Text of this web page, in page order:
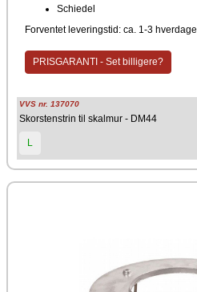
Schiedel
Forventet leveringstid: ca. 1-3 hverdage
PRISGARANTI - Set billigere?
VVS nr. 137070
Skorstenstrin til skalmur - DM44
L